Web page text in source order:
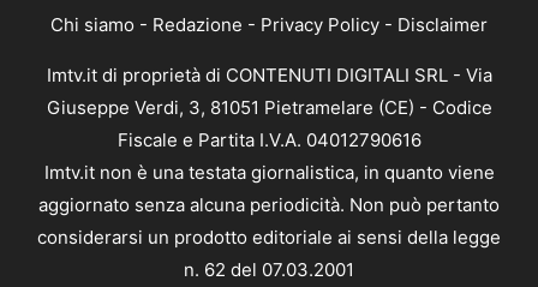
Chi siamo - Redazione - Privacy Policy - Disclaimer
Imtv.it di proprietà di CONTENUTI DIGITALI SRL - Via
Giuseppe Verdi, 3, 81051 Pietramelare (CE) - Codice
Fiscale e Partita I.V.A. 04012790616
Imtv.it non è una testata giornalistica, in quanto viene
aggiornato senza alcuna periodicità. Non può pertanto
considerarsi un prodotto editoriale ai sensi della legge
n. 62 del 07.03.2001